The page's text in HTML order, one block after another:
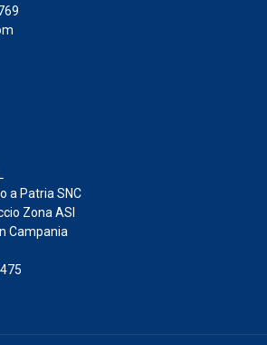
a Patria SNC
Zona ASI
Campania